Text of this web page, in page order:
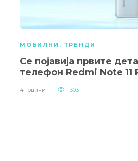
МОБИЛНИ , ТРЕНДИ
Се појавија првите
телефон Redmi Note 11
4 години 1303